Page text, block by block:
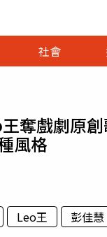
社會
奪戲劇原
風格
Leo王
彭佳慧